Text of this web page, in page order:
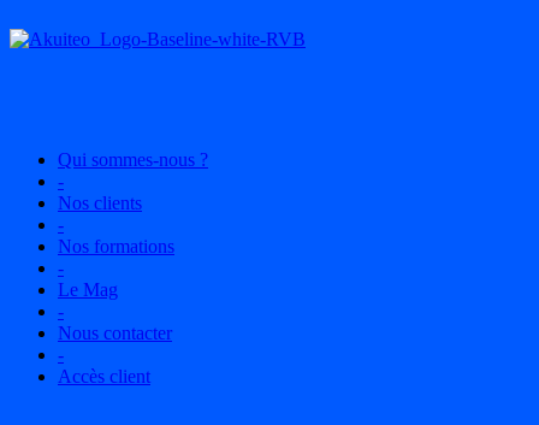
Qui sommes-nous ?
-
Nos clients
-
Nos formations
-
Le Mag
-
Nous contacter
-
Accès client